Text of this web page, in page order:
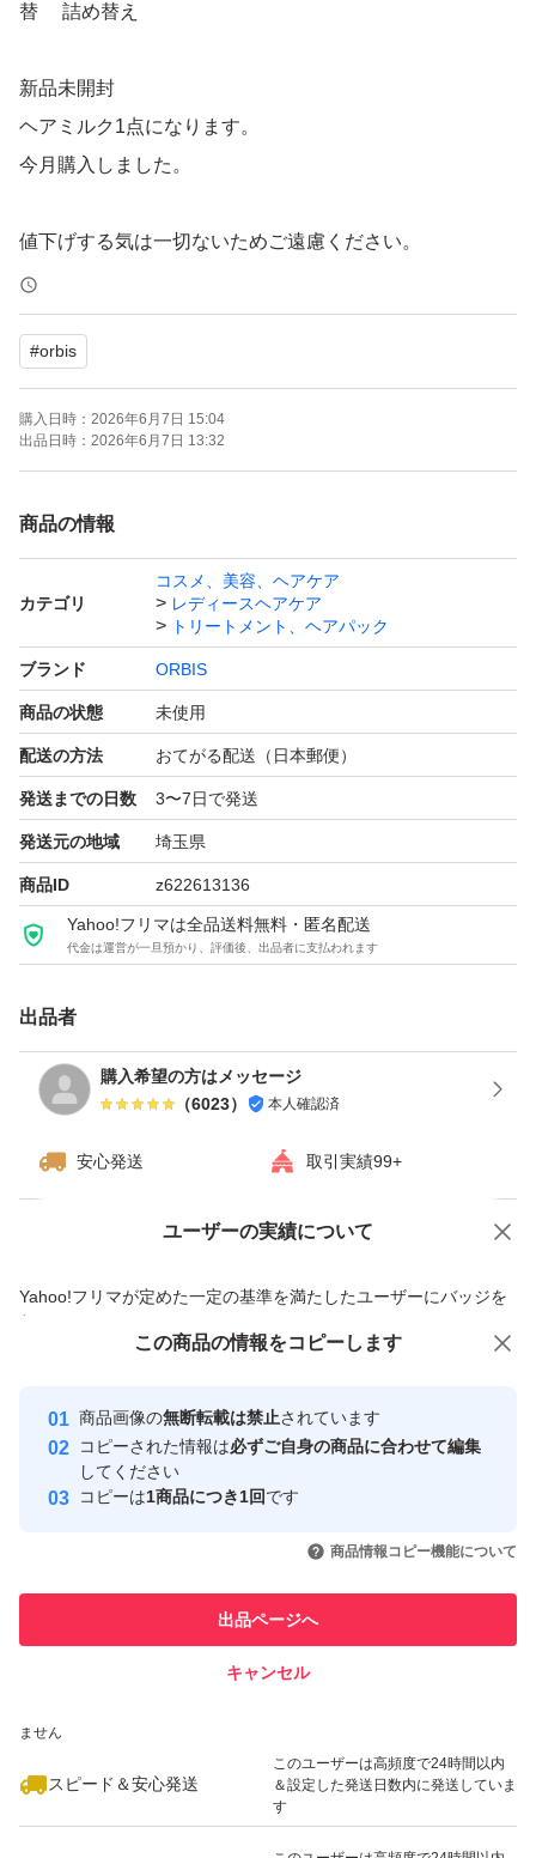
替 詰め替え
新品未開封
ヘアミルク1点になります。
今月購入しました。
値下げする気は一切ないためご遠慮ください。
3点セットが一番オトクに購入できます。
出品しておりますのでご検討ください
OPP等にはいれず、そのまま発送
開封後はメーカー元へ問い合わせはください。
購入後のメッセージは梱包時に行っております。
遅くなる場合もございますがご理解ください。
再出品、専用出品可→お気軽にご質問下さい。
#orbis
購入日時： 2026年6月7日 15:04
出品日時： 2026年6月7日 13:32
商品の情報
カテゴリ
コスメ、美容、ヘアケア
レディースヘアケア
トリートメント、ヘアパック
ブランド ORBIS
商品の状態 未使用
配送の方法 おてがる配送（日本郵便）
発送までの日数 3〜7日で発送
発送元の地域 埼玉県
商品ID z622613136
Yahoo!フリマは全品送料無料・匿名配送
代金は運営が一旦預かり、評価後、出品者に支払われます
出品者
購入希望の方はメッセージ
（6023） 本人確認済
安心発送 取引実績99+
ユーザーの実績について
Yahoo!フリマが定めた一定の基準を満たしたユーザーにバッジを
付与しています
安心取引出品者
心・安全なユーザーです
取引実績
引を完了させた実績があります
での取引実績があります
ません
スピード＆安心発送
このユーザーは高頻度で24時間以内
＆設定した発送日数内に発送していま
す
価格の相談 商品への質問
この商品の情報をコピーします
商品画像の無断転載は禁止されています
コピーされた情報は必ずご自身の商品に合わせて編集
してください
コピーは1商品につき1回です
商品情報コピー機能について
出品ページへ
キャンセル
この商品をみている人にオススメ